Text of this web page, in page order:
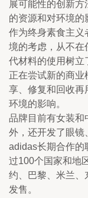
展可能性的创新
的资源和对环境的
作为终身素食主义
境的考虑，从不在
代材料的使用树立
正在尝试新的商
享、修复和回收再
环境的影响。
品牌目前有女装和
外，还开发了眼镜
adidas长期合作的
过100个国家和地
约、巴黎、米兰、
发售。